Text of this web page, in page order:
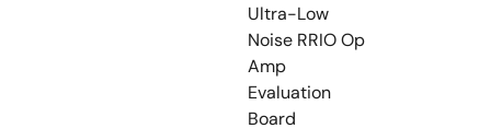
Ultra-Low
Noise RRIO Op
Amp
Evaluation
Board